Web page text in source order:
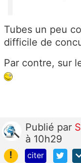
Tubes un peu
difficile de
Par contre, sur
Publié par
à 10h29
!
citer